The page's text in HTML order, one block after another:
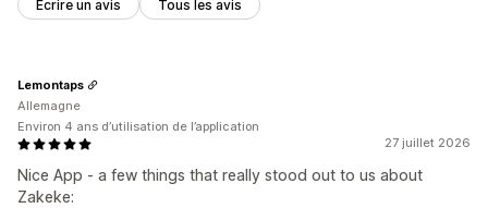
Écrire un avis Tous les avis
27 juillet 2026
Nice App - a few things that really stood out to us about
Zakeke:
Lemontaps
Allemagne
Environ 4 ans d’utilisation de l’application